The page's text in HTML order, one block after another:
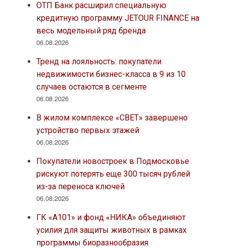
ОТП Банк расширил специальную
кредитную программу JETOUR FINANCE на
весь модельный ряд бренда
06.08.2026
Тренд на лояльность: покупатели
недвижимости бизнес-класса в 9 из 10
случаев остаются в сегменте
06.08.2026
В жилом комплексе «СВЕТ» завершено
устройство первых этажей
06.08.2026
Покупатели новостроек в Подмосковье
рискуют потерять еще 300 тысяч рублей
из-за переноса ключей
06.08.2026
ГК «А101» и фонд «НИКА» объединяют
усилия для защиты животных в рамках
программы биоразнообразия